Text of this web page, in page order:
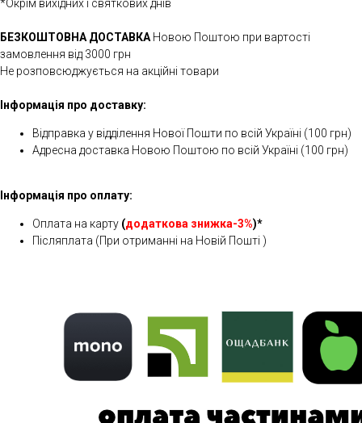
*Окрім вихідних і святкових днів
БЕЗКОШТОВНА ДОСТАВКАНовою Поштою при вартості
замовлення від 3000 грн
Не розповсюджується на акційні товари
Інформація про доставку:
Відправка у відділення Нової Пошти по всій Україні (100 грн)
Адресна доставка Новою Поштою по всій Україні (100 грн)
Інформація про оплату:
Оплата на карту (додаткова знижка-3%)*
Післяплата (При отриманні на Новій Пошті )